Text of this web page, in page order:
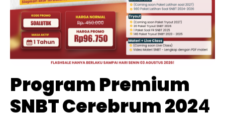
Program Premium
SNBT Cerebrum 2024